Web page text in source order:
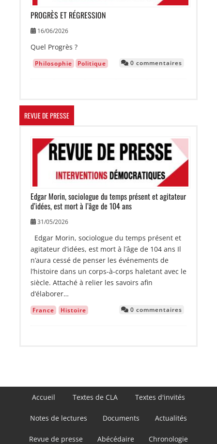
PROGRÈS ET RÉGRESSION
16/06/2026
Quel Progrès ?
Philosophie Politique 0 commentaires
REVUE DE PRESSE
Image
Edgar Morin, sociologue du temps présent et agitateur
d’idées, est mort à l’âge de 104 ans
31/05/2026
Edgar Morin, sociologue du temps présent et
agitateur d’idées, est mort à l’âge de 104 ans Il
n’aura cessé de penser les événements de
l’histoire dans un corps-à-corps haletant avec le
siècle. Attaché à relier les savoirs afin
d’élaborer…
France Histoire 0 commentaires
Navigation
Accueil Textes de CLA Textes d'invités
Notes de lectures Documents Actualités
Revue de presse Abécédaire Chronologie